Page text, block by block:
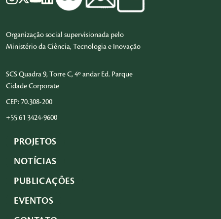
Organização social supervisionada pelo
Ministério da Ciência, Tecnologia e Inovação
SCS Quadra 9, Torre C, 4º andar Ed. Parque
Cidade Corporate
CEP: 70.308-200
+55 61 3424-9600
PROJETOS
NOTÍCIAS
PUBLICAÇÕES
EVENTOS